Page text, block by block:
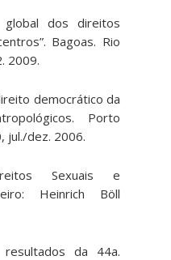
global dos direitos
Bagoas. Rio
2009.
democrático da
Porto
jul./dez. 2006.
Sexuais e
Heinrich Böll
resultados da 44a.